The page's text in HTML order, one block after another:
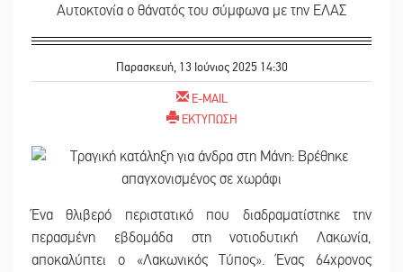
Αυτοκτονία ο θάνατός του σύμφωνα με την ΕΛΑΣ
Παρασκευή, 13 Ιούνιος 2025 14:30
E-MAIL
ΕΚΤΥΠΩΣΗ
Ένα θλιβερό περιστατικό που διαδραματίστηκε την
περασμένη εβδομάδα στη νοτιοδυτική Λακωνία,
αποκαλύπτει ο «Λακωνικός Τύπος». Ένας 64χρονος